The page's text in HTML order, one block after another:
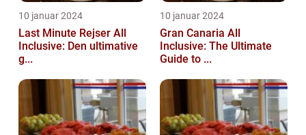
10 januar 2024
Last Minute Rejser All
Inclusive: Den ultimative
g...
10 januar 2024
Gran Canaria All
Inclusive: The Ultimate
Guide to ...